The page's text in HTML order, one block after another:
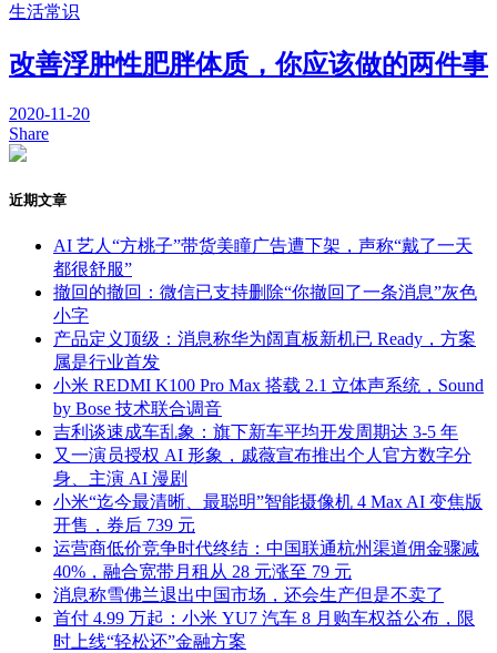
生活常识
改善浮肿性肥胖体质，你应该做的两件事
2020-11-20
Share
近期文章
AI 艺人“方桃子”带货美瞳广告遭下架，声称“戴了一天
都很舒服”
撤回的撤回：微信已支持删除“你撤回了一条消息”灰色
小字
产品定义顶级：消息称华为阔直板新机已 Ready，方案
属是行业首发
小米 REDMI K100 Pro Max 搭载 2.1 立体声系统，Sound
by Bose 技术联合调音
吉利谈速成车乱象：旗下新车平均开发周期达 3-5 年
又一演员授权 AI 形象，戚薇宣布推出个人官方数字分
身、主演 AI 漫剧
小米“迄今最清晰、最聪明”智能摄像机 4 Max AI 变焦版
开售，券后 739 元
运营商低价竞争时代终结：中国联通杭州渠道佣金骤减
40%，融合宽带月租从 28 元涨至 79 元
消息称雪佛兰退出中国市场，还会生产但是不卖了
首付 4.99 万起：小米 YU7 汽车 8 月购车权益公布，限
时上线“轻松还”金融方案